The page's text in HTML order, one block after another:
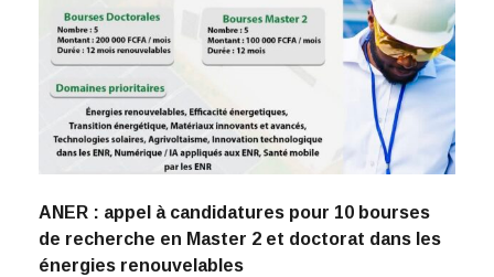
ANER : appel à candidatures pour 10 bourses
de recherche en Master 2 et doctorat dans les
énergies renouvelables